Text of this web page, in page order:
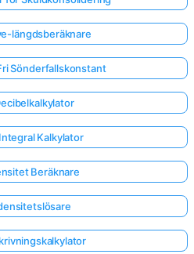
längdsberäknare
Sönderfallskonstant
Kalkylator
Beräknare